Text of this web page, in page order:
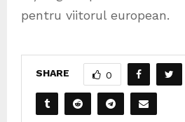
pentru viitorul european.
SHARE 0